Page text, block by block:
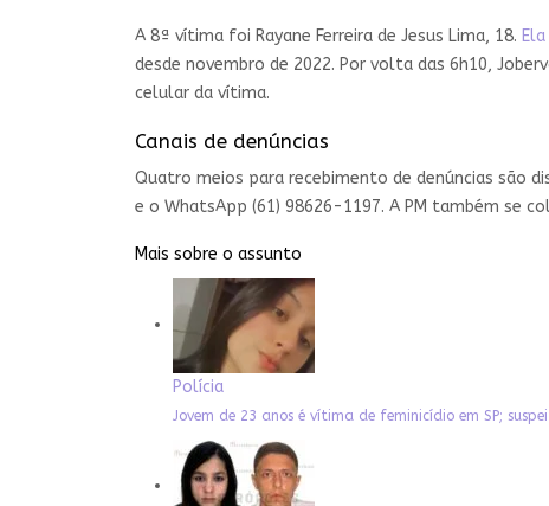
A 8ª vítima foi Rayane Ferreira de Jesus Lima, 18.
desde novembro de 2022. Por volta das 6h10,
celular da vítima.
Canais de denúncias
Quatro meios para recebimento de denúncias são
e o WhatsApp (61) 98626-1197. A PM também se
Mais sobre o assunto
Polícia
Jovem de 23 anos é vítima de feminicídio em SP;